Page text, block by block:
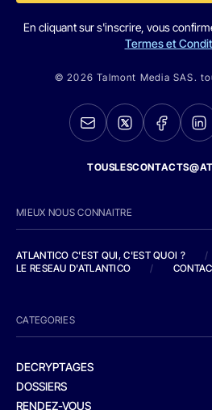
En cliquant sur s'inscrire, vous
Termes et
© 2026 Talmont Media SAS.
MIEUX NOUS CONNAITRE
ATLANTICO C'EST QUI, C'EST QUOI ?
/
LE RESEAU D'ATLANTICO
/
CATEGORIES
DECRYPTAGES
DOSSIERS
RENDEZ-VOUS